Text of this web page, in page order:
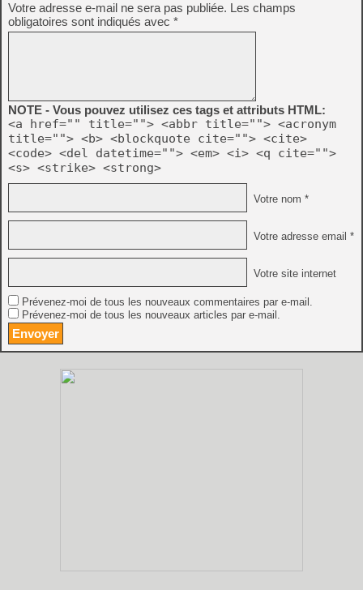
Votre adresse e-mail ne sera pas publiée. Les champs
obligatoires sont indiqués avec *
NOTE - Vous pouvez utilisez ces tags et attributs HTML:
<a href="" title=""> <abbr title=""> <acronym
title=""> <b> <blockquote cite=""> <cite>
<code> <del datetime=""> <em> <i> <q cite="">
<s> <strike> <strong>
Votre nom *
Votre adresse email *
Votre site internet
Prévenez-moi de tous les nouveaux commentaires par e-mail.
Prévenez-moi de tous les nouveaux articles par e-mail.